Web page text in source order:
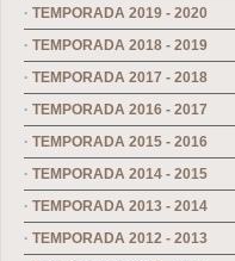
· TEMPORADA 2019 - 2020
· TEMPORADA 2018 - 2019
· TEMPORADA 2017 - 2018
· TEMPORADA 2016 - 2017
· TEMPORADA 2015 - 2016
· TEMPORADA 2014 - 2015
· TEMPORADA 2013 - 2014
· TEMPORADA 2012 - 2013